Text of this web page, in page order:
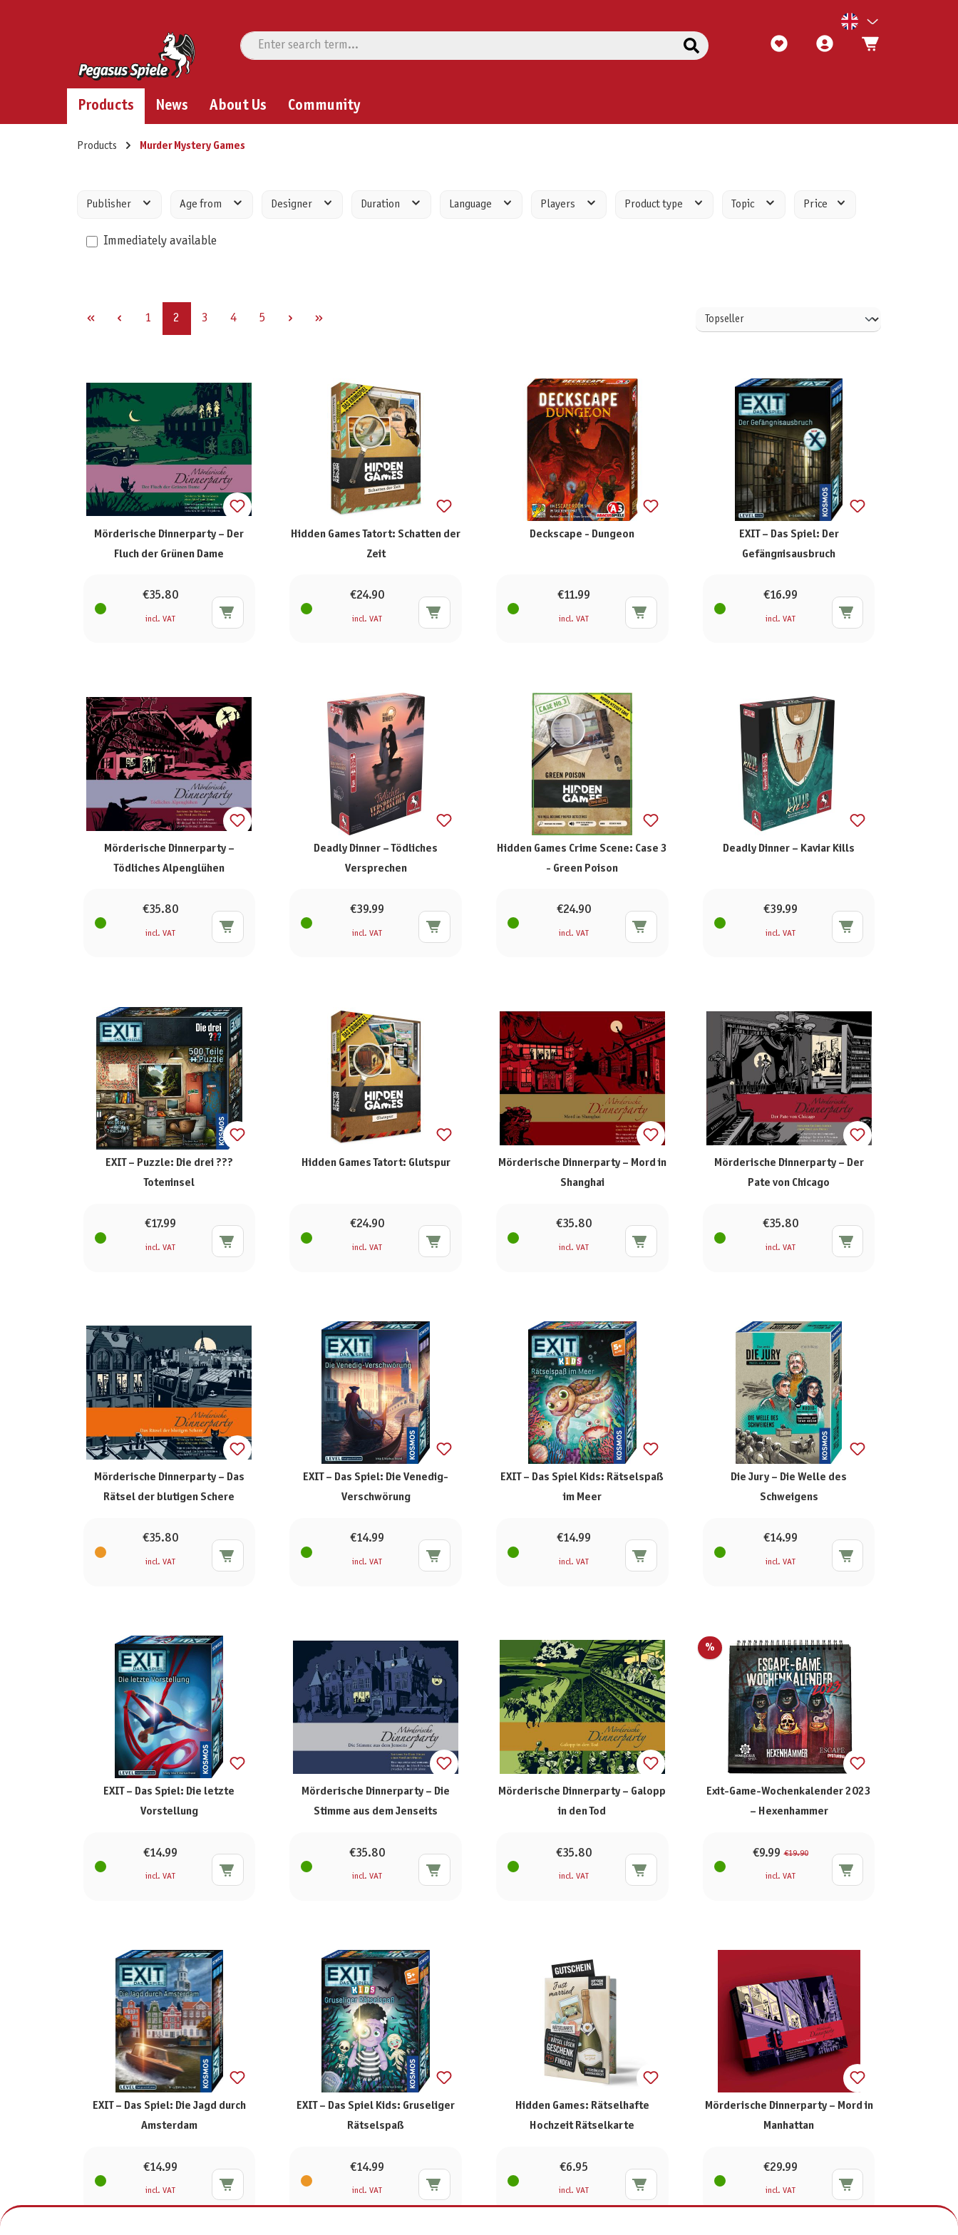
Products News About Us Community
Products Murder Mystery Games
Publisher Age from Designer Duration Language Players Product type Topic Price
Immediately available
Page
1 Page
2 Page
3 Page
4 Page
5
Mörderische Dinnerparty – Der
Fluch der Grünen Dame
€35.80
incl. VAT
Hidden Games Tatort: Schatten der
Zeit
€24.90
incl. VAT
Deckscape - Dungeon
€11.99
incl. VAT
EXIT – Das Spiel: Der
Gefängnisausbruch
€16.99
incl. VAT
Mörderische Dinnerparty –
Tödliches Alpenglühen
€35.80
incl. VAT
Deadly Dinner – Tödliches
Versprechen
€39.99
incl. VAT
Hidden Games Crime Scene: Case 3
- Green Poison
€24.90
incl. VAT
Deadly Dinner – Kaviar Kills
€39.99
incl. VAT
EXIT – Puzzle: Die drei ???
Toteninsel
€17.99
incl. VAT
Hidden Games Tatort: Glutspur
€24.90
incl. VAT
Mörderische Dinnerparty – Mord in
Shanghai
€35.80
incl. VAT
Mörderische Dinnerparty – Der
Pate von Chicago
€35.80
incl. VAT
Mörderische Dinnerparty – Das
Rätsel der blutigen Schere
€35.80
incl. VAT
EXIT – Das Spiel: Die Venedig-
Verschwörung
€14.99
incl. VAT
EXIT – Das Spiel Kids: Rätselspaß
im Meer
€14.99
incl. VAT
Die Jury – Die Welle des
Schweigens
€14.99
incl. VAT
EXIT – Das Spiel: Die letzte
Vorstellung
€14.99
incl. VAT
Mörderische Dinnerparty – Die
Stimme aus dem Jenseits
€35.80
incl. VAT
Mörderische Dinnerparty – Galopp
in den Tod
€35.80
incl. VAT
%
Exit-Game-Wochenkalender 2023
– Hexenhammer
€9.99 €19.90
incl. VAT
EXIT – Das Spiel: Die Jagd durch
Amsterdam
€14.99
incl. VAT
EXIT – Das Spiel Kids: Gruseliger
Rätselspaß
€14.99
incl. VAT
Hidden Games: Rätselhafte
Hochzeit Rätselkarte
€6.95
incl. VAT
Mörderische Dinnerparty – Mord in
Manhattan
€29.99
incl. VAT